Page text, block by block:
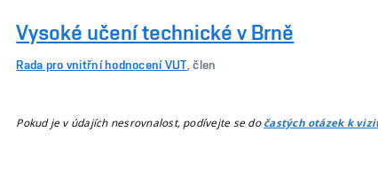
Vysoké učení technické v Brně
Rada pro vnitřní hodnocení VUT, člen
Pokud je v údajích nesrovnalost, podívejte se dočastých otázek k